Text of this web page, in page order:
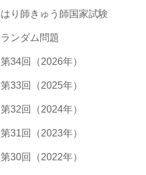
はり師きゅう師国家試験
ランダム問題
第34回（2026年）
第33回（2025年）
第32回（2024年）
第31回（2023年）
第30回（2022年）